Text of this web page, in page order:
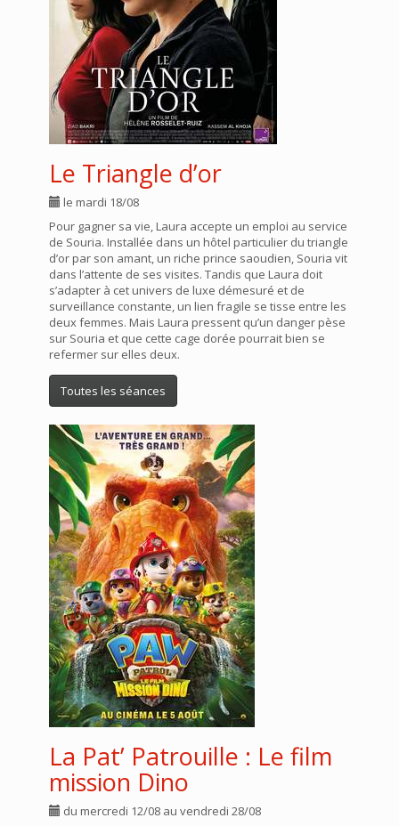
Le Triangle d’or
le mardi 18/08
Pour gagner sa vie, Laura accepte un emploi au service
de Souria. Installée dans un hôtel particulier du triangle
d’or par son amant, un riche prince saoudien, Souria vit
dans l’attente de ses visites. Tandis que Laura doit
s’adapter à cet univers de luxe démesuré et de
surveillance constante, un lien fragile se tisse entre les
deux femmes. Mais Laura pressent qu’un danger pèse
sur Souria et que cette cage dorée pourrait bien se
refermer sur elles deux.
Toutes les séances
La Pat’ Patrouille : Le film
mission Dino
du mercredi 12/08 au vendredi 28/08